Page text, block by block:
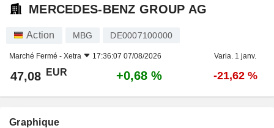
MERCEDES-BENZ GROUP AG
Action MBG DE0007100000
Marché Fermé - Xetra 17:36:07 07/08/2026 Varia. 1 janv.
47,08 EUR +0,68 % -21,62 %
Graphique